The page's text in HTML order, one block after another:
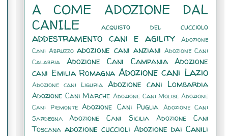
A COME ADOZIONE DAL
CANILE
acquisto del cucciolo
addestramento cani e agility
Adozione
Cani Abruzzo adozione cani anziani Adozione Cani
Calabria
Adozione Cani Campania
Adozione
cani Emilia Romagna Adozione cani Lazio
Adozione cani Liguria Adozione cani Lombardia
Adozione Cani Marche Adozione Cani Molise Adozione
Cani Piemonte Adozione Cani Puglia Adozione Cani
Sardegna
Adozione Cani Sicilia
Adozione Cani
Toscana adozione cuccioli Adozione dai Canili